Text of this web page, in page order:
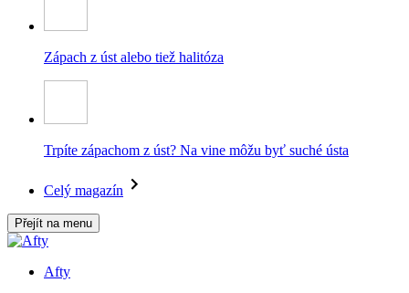
Zápach z úst alebo tiež halitóza
Trpíte zápachom z úst? Na vine môžu byť suché ústa
Celý magazín
Přejít na menu
Afty